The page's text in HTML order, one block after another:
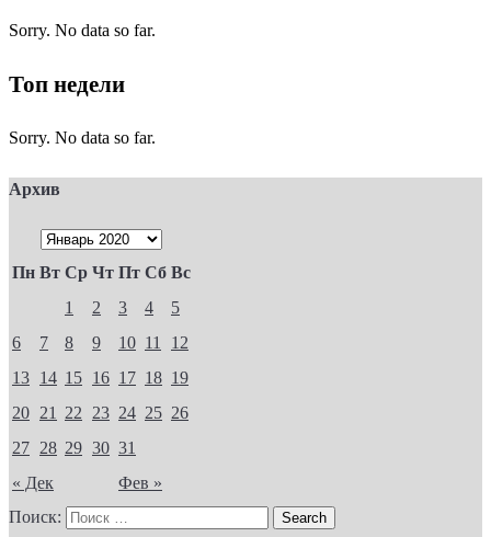
Sorry. No data so far.
Топ недели
Sorry. No data so far.
Архив
Пн Вт Ср Чт Пт Сб Вс
« Дек Фев »
1 2 3 4
5
6
7 8 9 10 11
12
13 14 15 16 17 18 19
20 21 22 23 24 25 26
27 28 29 30 31
Поиск: